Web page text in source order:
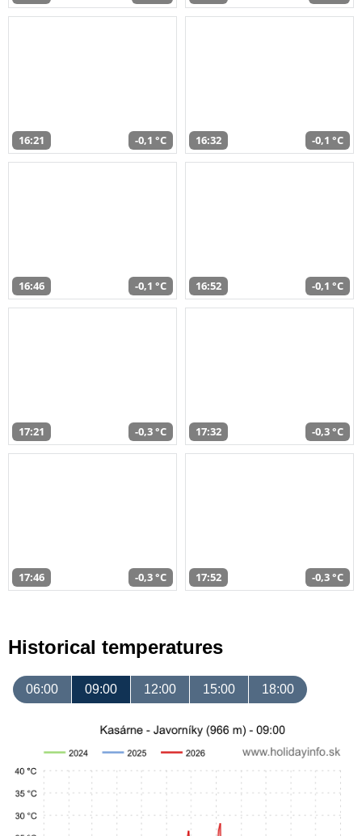
16:21 -0,1 °C 16:32 -0,1 °C
16:46 -0,1 °C 16:52 -0,1 °C
17:21 -0,3 °C 17:32 -0,3 °C
17:46 -0,3 °C 17:52 -0,3 °C
Historical temperatures
06:00 09:00 12:00 15:00 18:00